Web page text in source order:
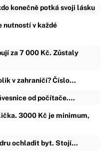
konečně potká svoji lásku
nutností v každé
za 7 000 Kč. Zůstaly
v zahraničí? Číslo…
od počítače.…
3000 Kč je minimum,
ochladit byt. Stojí…